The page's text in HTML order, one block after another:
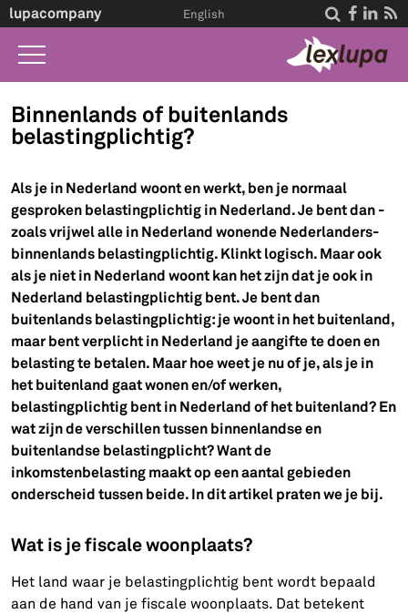
lupacompany    
English
Home
Wat we doen
Life Events
Over ons
Contact
Binnenlands of buitenlands
belastingplichtig?
Als je in Nederland woont en werkt, ben je normaal
gesproken belastingplichtig in Nederland. Je bent dan -
zoals vrijwel alle in Nederland wonende Nederlanders-
binnenlands belastingplichtig. Klinkt logisch. Maar ook
als je niet in Nederland woont kan het zijn dat je ook in
Nederland belastingplichtig bent. Je bent dan
buitenlands belastingplichtig: je woont in het buitenland,
maar bent verplicht in Nederland je aangifte te doen en
belasting te betalen. Maar hoe weet je nu of je, als je in
het buitenland gaat wonen en/of werken,
belastingplichtig bent in Nederland of het buitenland? En
wat zijn de verschillen tussen binnenlandse en
buitenlandse belastingplicht? Want de
inkomstenbelasting maakt op een aantal gebieden
onderscheid tussen beide. In dit artikel praten we je bij.
Wat is je fiscale woonplaats?
Het land waar je belastingplichtig bent wordt bepaald
aan de hand van je fiscale woonplaats. Dat betekent